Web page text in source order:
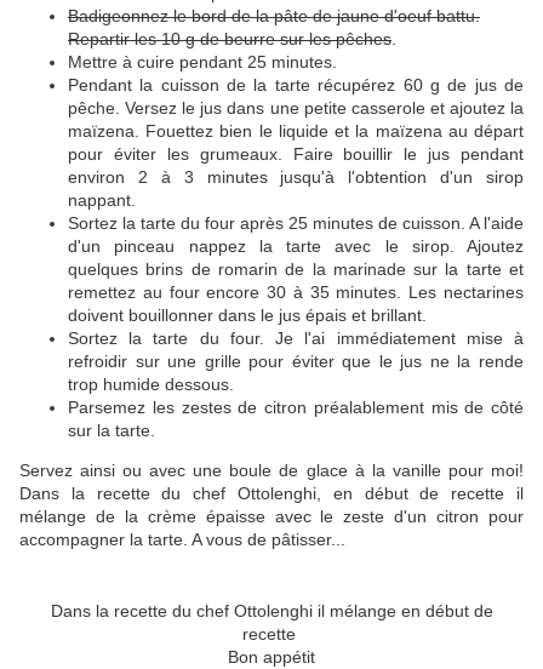
Badigeonnez le bord de la pâte de jaune d'oeuf battu.
Repartir les 10 g de beurre sur les pêches
Mettre à cuire pendant 25 minutes.
Pendant la cuisson de la tarte récupérez 60 g de jus de
pêche. Versez le jus dans une petite casserole et ajoutez la
maïzena. Fouettez bien le liquide et la maïzena au départ
pour éviter les grumeaux. Faire bouillir le jus pendant
environ 2 à 3 minutes jusqu'à l'obtention d'un sirop
nappant.
Sortez la tarte du four après 25 minutes de cuisson. A l'aide
d'un pinceau nappez la tarte avec le sirop. Ajoutez
quelques brins de romarin de la marinade sur la tarte et
remettez au four encore 30 à 35 minutes. Les nectarines
doivent bouillonner dans le jus épais et brillant.
Sortez la tarte du four. Je l'ai immédiatement mise à
refroidir sur une grille pour éviter que le jus ne la rende
trop humide dessous.
Parsemez les zestes de citron préalablement mis de côté
sur la tarte.
Servez ainsi ou avec une boule de glace à la vanille pour moi!
Dans la recette du chef Ottolenghi, en début de recette il
mélange de la crème épaisse avec le zeste d'un citron pour
accompagner la tarte. A vous de pâtisser...
Dans la recette du chef Ottolenghi il mélange en début de
recette
Bon appétit